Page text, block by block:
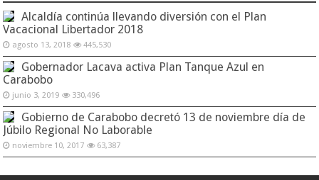
Alcaldía continúa llevando diversión con el Plan
Vacacional Libertador 2018
agosto 13, 2018 445,530
Gobernador Lacava activa Plan Tanque Azul en
Carabobo
junio 3, 2019 330,496
Gobierno de Carabobo decretó 13 de noviembre día de
Júbilo Regional No Laborable
noviembre 10, 2017 63,387